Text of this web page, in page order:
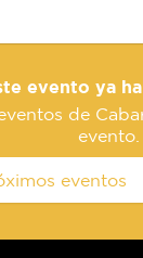
evento ya
de
evento.
eventos